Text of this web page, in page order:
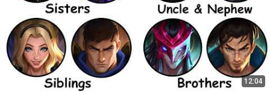
12:04